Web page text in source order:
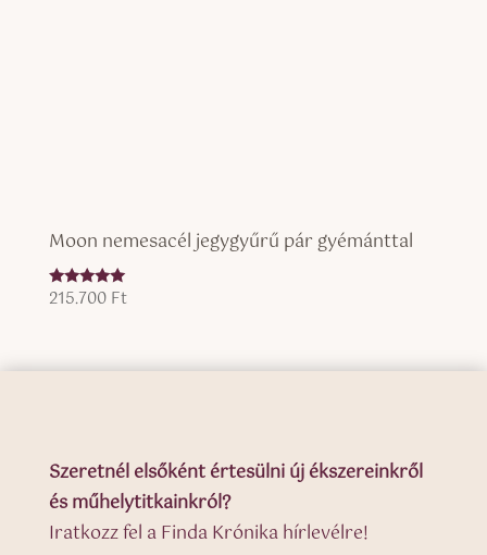
Moon nemesacél jegygyűrű pár gyémánttal
Értékelés:
215.700 Ft
Szeretnél elsőként értesülni új ékszereinkről
és műhelytitkainkról?
Iratkozz fel a Finda Krónika hírlevélre!